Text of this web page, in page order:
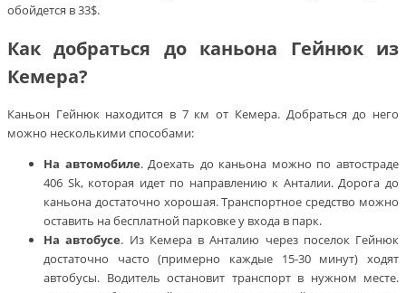
обойдется в 33$.
Как добраться до каньона Гейнюк из
Кемера?
Каньон Гейнюк находится в 7 км от Кемера. Добраться до него
можно несколькими способами:
На автомобиле. Доехать до каньона можно по автостраде
406 Sk, которая идет по направлению к Анталии. Дорога до
каньона достаточно хорошая. Транспортное средство можно
оставить на бесплатной парковке у входа в парк.
На автобусе. Из Кемера в Анталию через поселок Гейнюк
достаточно часто (примерно каждые 15-30 минут) ходят
автобусы. Водитель остановит транспорт в нужном месте.